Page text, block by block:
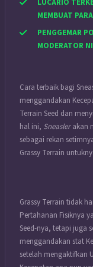
LUCARIO
MEMBUAT
PENGGEMAR
MODERATOR
Cara terbaik bagi
menggandakan
Terrain Seed dan
hal ini, Sneaslerakan
sebagai rekan
Grassy Terrain
Grassy Terrain tidak
Pertahanan Fisiknya
Seed-nya, tetapi juga
menggandakan stat
setelah mengaktifkan